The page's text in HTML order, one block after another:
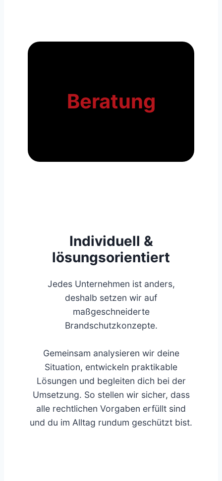
Beratung
Individuell &
lösungsorientiert
Jedes Unternehmen ist anders,
deshalb setzen wir auf
maßgeschneiderte
Brandschutzkonzepte.
Gemeinsam analysieren wir deine
Situation, entwickeln praktikable
Lösungen und begleiten dich bei der
Umsetzung. So stellen wir sicher, dass
alle rechtlichen Vorgaben erfüllt sind
und du im Alltag rundum geschützt bist.